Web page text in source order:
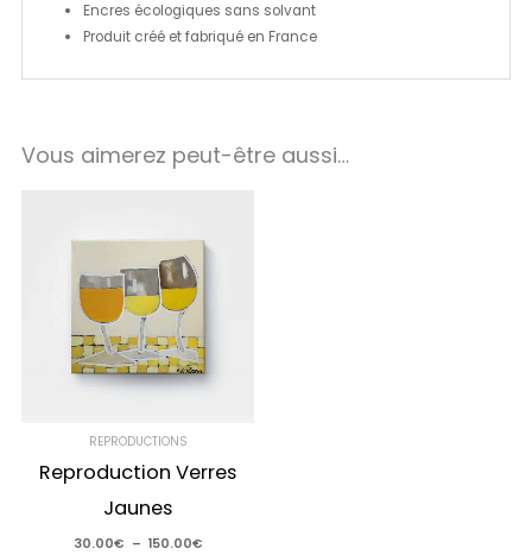
Encres écologiques sans solvant
Produit créé et fabriqué en France
Vous aimerez peut-être aussi…
REPRODUCTIONS
Reproduction Verres
Jaunes
30.00€ – 150.00€
30.00€